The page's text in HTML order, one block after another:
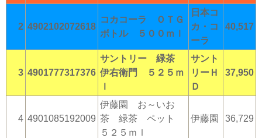
2 4902102072618
コカコーラ ＯＴＧ
ボトル ５００ｍｌ
日本コ
カ・コ
ーラ
40,517
3 4901777317376
サントリー 緑茶
伊右衛門 ５２５ｍ
ｌ
サント
リーＨ
Ｄ
37,950
4 4901085192009
伊藤園 お～いお
茶 緑茶 ペット
５２５ｍｌ
伊藤園 36,729